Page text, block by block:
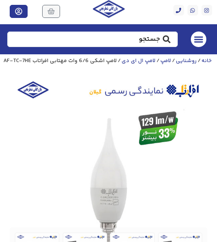
خانه/ روشنایی/ لامپ/ لامپ‌ ال‌ ای‌ دی/ لامپ اشکی 6/6 وات مهتابی افراتاب AF-TC-7HE